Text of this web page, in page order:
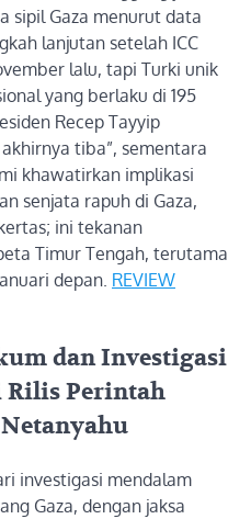
sipil Gaza menurut data
lanjutan setelah ICC
lalu, tapi Turki unik
yang berlaku di 195
Recep Tayyip
tiba”, sementara
khawatirkan implikasi
senjata rapuh di Gaza,
ini tekanan
Timur Tengah, terutama
depan. REVIEW
dan Investigasi
Perintah
investigasi mendalam
Gaza, dengan jaksa